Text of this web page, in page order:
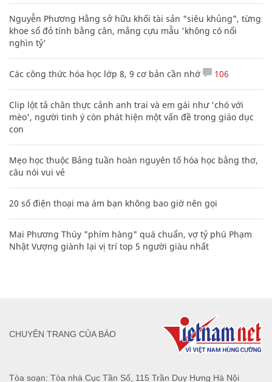
Nguyễn Phương Hằng sở hữu khối tài sản "siêu khủng", từng
khoe sổ đỏ tính bằng cân, mắng cựu mẫu 'không có nổi
nghìn tỷ'
Các công thức hóa học lớp 8, 9 cơ bản cần nhớ 106
Clip lột tả chân thực cảnh anh trai và em gái như 'chó với
mèo', người tinh ý còn phát hiện một vấn đề trong giáo dục
con
Mẹo học thuộc Bảng tuần hoàn nguyên tố hóa học bằng thơ,
câu nói vui vẻ
20 số điện thoại ma ám bạn không bao giờ nên gọi
Mai Phương Thúy "phím hàng" quá chuẩn, vợ tỷ phú Phạm
Nhật Vượng giành lại vị trí top 5 người giàu nhất
Tòa soạn: Tòa nhà Cục Tần Số, 115 Trần Duy Hưng Hà Nội
CHUYÊN TRANG CỦA BÁO